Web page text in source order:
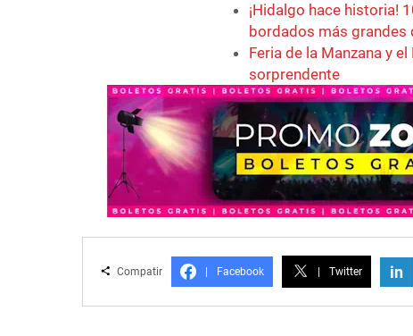
¡Hidalgo hace historia!
bordados más grandes
Feria de la Manzana y
sorprendente
Compatir Facebook Twitter in